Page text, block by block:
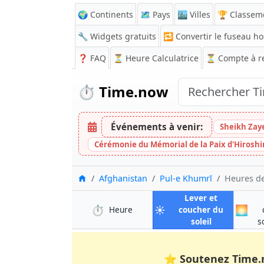
🌍 Continents 🗺️ Pays 🏙️ Villes 🏆
🔧 Widgets gratuits
🔁 Convertir le fuseau
❓ FAQ ⏳ Heure Calculatrice ⏳ Compte à
⏱️ Time.now
Événements à venir: Sheikh
Cérémonie du Mémorial de la Paix
Accueil
Afghanistan Pul-e Khumrī Heures
⏱️ Heure à Pul-e Khumrī
☀️
Lever et
coucher du
soleilà Pul-e
🌅
⭐ Soutenez